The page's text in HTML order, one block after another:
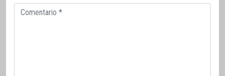
Comentario